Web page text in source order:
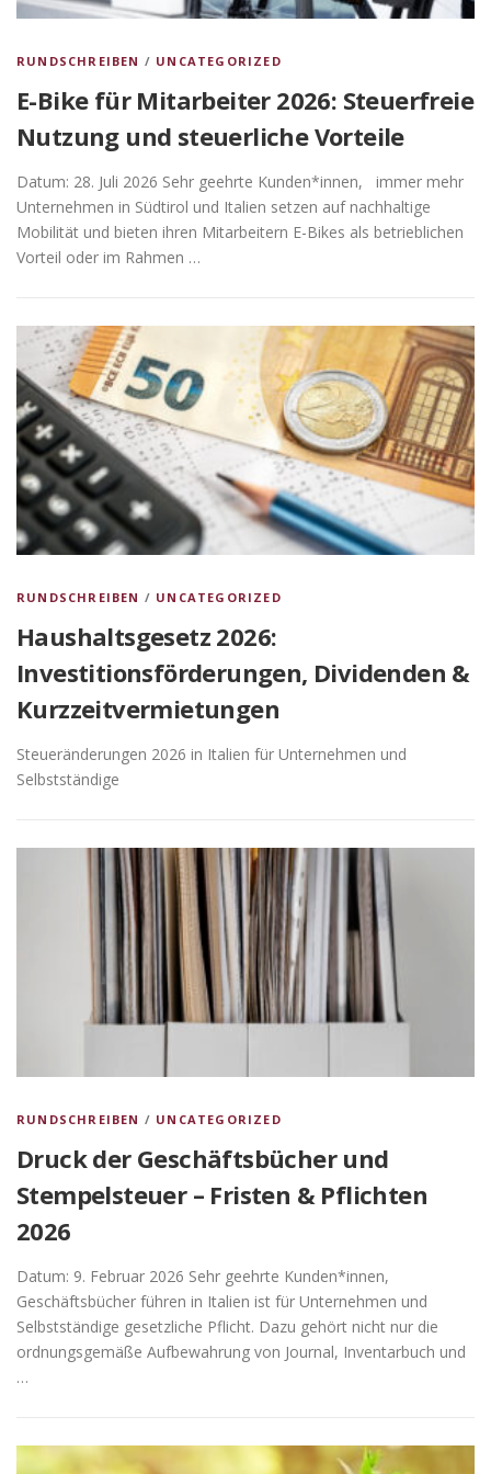
RUNDSCHREIBEN / UNCATEGORIZED
E-Bike für Mitarbeiter 2026: Steuerfreie
Nutzung und steuerliche Vorteile
Datum: 28. Juli 2026 Sehr geehrte Kunden*innen, immer mehr
Unternehmen in Südtirol und Italien setzen auf nachhaltige
Mobilität und bieten ihren Mitarbeitern E-Bikes als betrieblichen
Vorteil oder im Rahmen …
RUNDSCHREIBEN / UNCATEGORIZED
Haushaltsgesetz 2026:
Investitionsförderungen, Dividenden &
Kurzzeitvermietungen
Steueränderungen 2026 in Italien für Unternehmen und
Selbstständige
RUNDSCHREIBEN / UNCATEGORIZED
Druck der Geschäftsbücher und
Stempelsteuer – Fristen & Pflichten
2026
Datum: 9. Februar 2026 Sehr geehrte Kunden*innen,
Geschäftsbücher führen in Italien ist für Unternehmen und
Selbstständige gesetzliche Pflicht. Dazu gehört nicht nur die
ordnungsgemäße Aufbewahrung von Journal, Inventarbuch und
…